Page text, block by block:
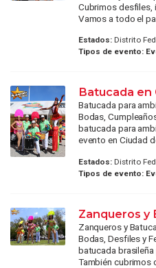
Cubrimos desfiles,
Vamos a todo el
Estados:Distrito
Tipos de evento:
Batucada en
Batucada para
Bodas,
batucada para
evento en Ciudad
Estados:Distrito
Tipos de evento:
Zanqueros y
Zanqueros y
Bodas, Desfiles y
batucada brasileña
También cubrimos